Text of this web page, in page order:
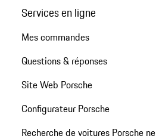
Services en ligne
Mes commandes
Questions & réponses
Site Web Porsche
Configurateur Porsche
Recherche de voitures Porsche